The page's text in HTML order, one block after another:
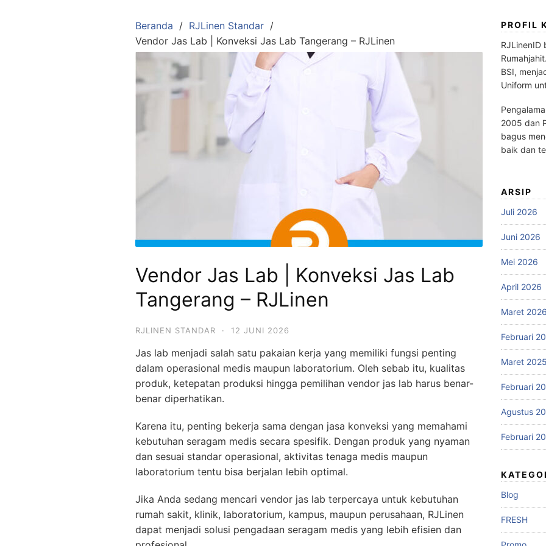
Beranda
RJLinen Standar
Vendor Jas Lab | Konveksi Jas Lab Tangerang – RJLinen
Vendor Jas Lab | Konveksi Jas Lab
Tangerang – RJLinen
RJLINEN STANDAR · 12 JUNI 2026
Jas lab menjadi salah satu pakaian kerja yang memiliki fungsi penting
dalam operasional medis maupun laboratorium. Oleh sebab itu, kualitas
produk, ketepatan produksi hingga pemilihan vendor jas lab harus benar-
benar diperhatikan.
Karena itu, penting bekerja sama dengan jasa konveksi yang memahami
kebutuhan seragam medis secara spesifik. Dengan produk yang nyaman
dan sesuai standar operasional, aktivitas tenaga medis maupun
laboratorium tentu bisa berjalan lebih optimal.
Jika Anda sedang mencari vendor jas lab terpercaya untuk kebutuhan
rumah sakit, klinik, laboratorium, kampus, maupun perusahaan, RJLinen
dapat menjadi solusi pengadaan seragam medis yang lebih efisien dan
PROFIL
RJLinenID
BSI,
Uniform
2005 dan
bagus
baik dan
ARSIP
Juli 2026
Juni 2026
Mei 2026
April 2026
Maret 2026
Februari
Maret 2025
Februari
Agustus
Februari
Blog
FRESH